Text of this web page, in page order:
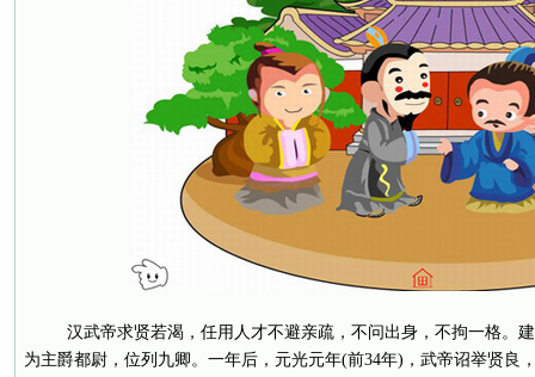
汉武帝求贤若渴，任用人才不避亲疏，不问出身，不拘一格。
为主爵都尉，位列九卿。一年后，元光元年(前34年)，武帝诏举贤良